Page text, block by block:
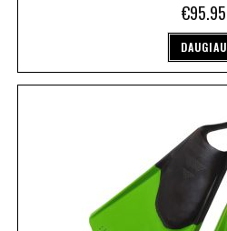
€95.95
DAUGIAU